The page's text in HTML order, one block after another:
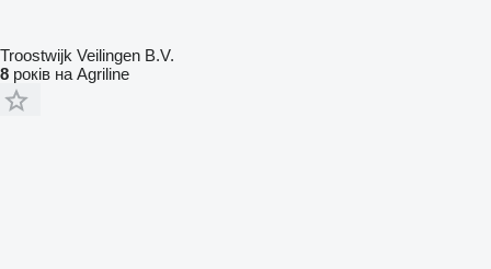
Troostwijk Veilingen B.V.
8 років на Agriline